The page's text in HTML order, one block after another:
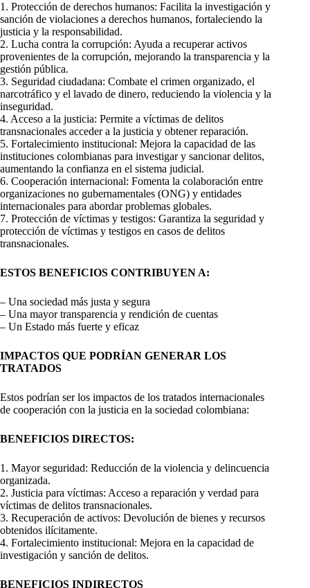
1. Protección de derechos humanos: Facilita la investigación y
sanción de violaciones a derechos humanos, fortaleciendo la
justicia y la responsabilidad.
2. Lucha contra la corrupción: Ayuda a recuperar activos
provenientes de la corrupción, mejorando la transparencia y la
gestión pública.
3. Seguridad ciudadana: Combate el crimen organizado, el
narcotráfico y el lavado de dinero, reduciendo la violencia y la
inseguridad.
4. Acceso a la justicia: Permite a víctimas de delitos
transnacionales acceder a la justicia y obtener reparación.
5. Fortalecimiento institucional: Mejora la capacidad de las
instituciones colombianas para investigar y sancionar delitos,
aumentando la confianza en el sistema judicial.
6. Cooperación internacional: Fomenta la colaboración entre
organizaciones no gubernamentales (ONG) y entidades
internacionales para abordar problemas globales.
7. Protección de víctimas y testigos: Garantiza la seguridad y
protección de víctimas y testigos en casos de delitos
transnacionales.
ESTOS BENEFICIOS CONTRIBUYEN A:
– Una sociedad más justa y segura
– Una mayor transparencia y rendición de cuentas
– Un Estado más fuerte y eficaz
IMPACTOS QUE PODRÍAN GENERAR LOS
TRATADOS
Estos podrían ser los impactos de los tratados internacionales
de cooperación con la justicia en la sociedad colombiana:
BENEFICIOS DIRECTOS:
1. Mayor seguridad: Reducción de la violencia y delincuencia
organizada.
2. Justicia para víctimas: Acceso a reparación y verdad para
víctimas de delitos transnacionales.
3. Recuperación de activos: Devolución de bienes y recursos
obtenidos ilícitamente.
4. Fortalecimiento institucional: Mejora en la capacidad de
investigación y sanción de delitos.
BENEFICIOS INDIRECTOS